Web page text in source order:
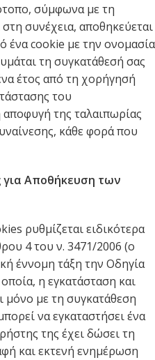
σύμφωνα με τη
συνέχεια, αποθηκεύεται
ένα cookie με την ονομασία
τη συγκατάθεσή σας
έτος από τη χορήγησή
του
της ταλαιπωρίας
κάθε φορά που
Αποθήκευση των
ρυθμίζεται ειδικότερα
4 του ν. 3471/2006 (ο
έννομη τάξη την Οδηγία
η εγκατάσταση και
μόνο με τη συγκατάθεση
να εγκαταστήσει ένα
της έχει δώσει τη
και εκτενή ενημέρωση